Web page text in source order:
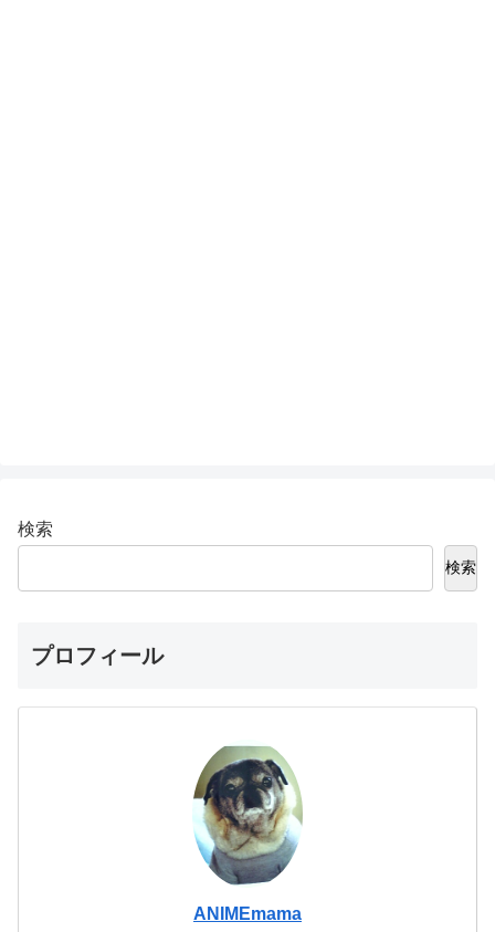
検索
検索
プロフィール
ANIMEmama